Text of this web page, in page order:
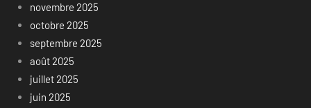
novembre 2025
octobre 2025
septembre 2025
août 2025
juillet 2025
juin 2025